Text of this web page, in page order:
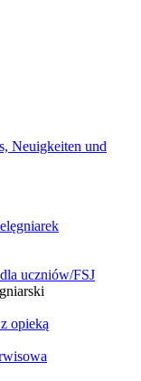
Neuigkeiten und
uczniów/FSJ
opieką